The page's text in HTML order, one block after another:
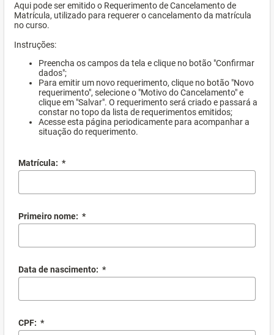
Aqui pode ser emitido o Requerimento de Cancelamento de
Matrícula, utilizado para requerer o cancelamento da matrícula
no curso.
Instruções:
Preencha os campos da tela e clique no botão "Confirmar
dados";
Para emitir um novo requerimento, clique no botão "Novo
requerimento", selecione o "Motivo do Cancelamento" e
clique em "Salvar". O requerimento será criado e passará a
constar no topo da lista de requerimentos emitidos;
Acesse esta página periodicamente para acompanhar a
situação do requerimento.
Matrícula: *
Primeiro nome: *
Data de nascimento: *
CPF: *